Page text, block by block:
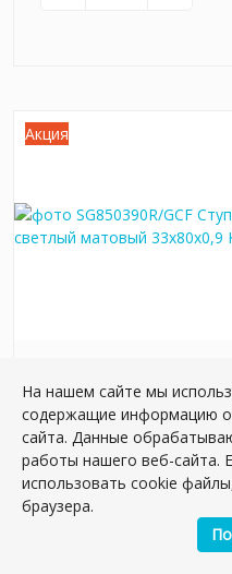
Акция
серый светлый
Артикул:
SG850390R/GCF
Размер: 80*33 см
Плиток в упаковке: шт
4
На нашем сайте мы
содержащие информацию
сайта. Данные
работы нашего веб-сайта.
использовать cookie
браузера.